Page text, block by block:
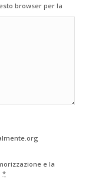
browser per la
e la
*